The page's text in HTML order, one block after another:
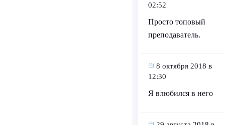
02:52
Просто топовый
преподаватель.
8 октября 2018 в
12:30
Я влюбился в него